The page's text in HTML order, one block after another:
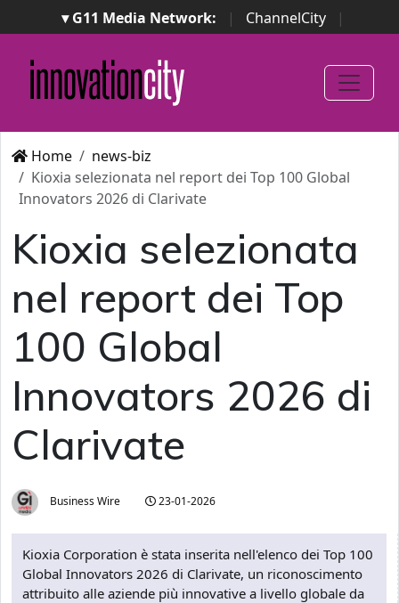
▾ G11 Media Network: | ChannelCity
|
ImpresaCity | SecurityOpenLab | Italian Channel
Awards
Italian Project Awards
Italian Security
Awards
Home
news-biz
Kioxia selezionata nel report dei Top 100 Global
Innovators 2026 di Clarivate
Kioxia selezionata
nel report dei Top
100 Global
Innovators 2026 di
Clarivate
Business Wire 23-01-2026
Kioxia Corporation è stata inserita nell'elenco dei Top 100
Global Innovators 2026 di Clarivate, un riconoscimento
attribuito alle aziende più innovative a livello globale da